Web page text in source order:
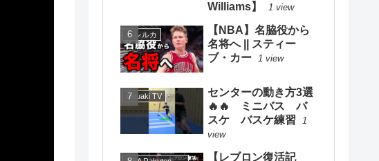
Williams】
1 view
ハレルカ
【NBA】名脇役から
名将へ || スティー
ブ・カー 1 view
mituaki TV
センターの動き方3選
🔥🔥 ミニバス バ
スケ バスケ練習
1
view
【レブロン復活記